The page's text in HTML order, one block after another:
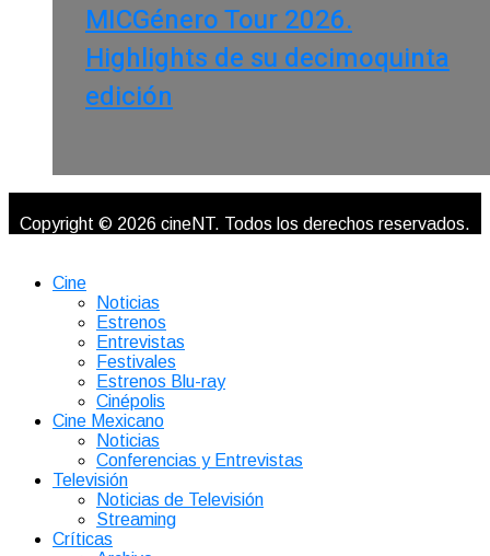
MICGénero Tour 2026.
Highlights de su decimoquinta
edición
Copyright © 2026 cineNT. Todos los derechos reservados.
Cine
Noticias
Estrenos
Entrevistas
Festivales
Estrenos Blu-ray
Cinépolis
Cine Mexicano
Noticias
Conferencias y Entrevistas
Televisión
Noticias de Televisión
Streaming
Críticas